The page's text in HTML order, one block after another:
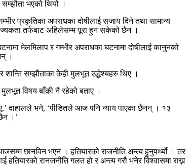
भएको थियो ।
प्रकृतिका अपराधका दोषीलाई सजाय दिने तथा सामान्य
तर्फबाट अहिलेसम्म पूरा हुन सकेको छैन ।
मेलमिलाप र गम्भीर अपराधका घटनामा दोषीलाई कानुनको
।
शान्ति सम्झौताका केही मुलभूत उद्धेश्यहरु थिए ।
विषय बाँकी नै रहेको बताए ।
दाहालले भने, ‘पीडितले आज पनि न्याय पाएका छैनन् । १३
।’
छानविन भएन । हतियारको राजनीति अन्त्य हुनुपर्थ्यो । तर
रानजनीति गलत हो र अन्त्य गरौ भनेर विश्वासमा राख्न